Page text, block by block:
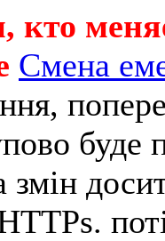
кто
Смена
буде
змін